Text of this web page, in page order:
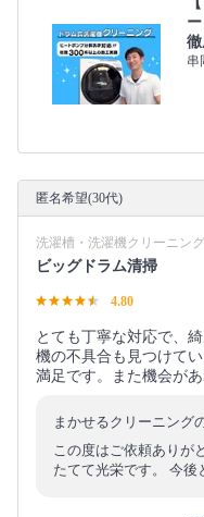
徹
串
匿名希望(30代)
洗濯槽・洗濯機クリーニング
ビッグドラム清掃
4.80
とても丁寧な対応で、
機の不具合も見つけて
満足です。また機会が
まかせるクリーニング
この度はご依頼ありが
たてて光栄です。 今後